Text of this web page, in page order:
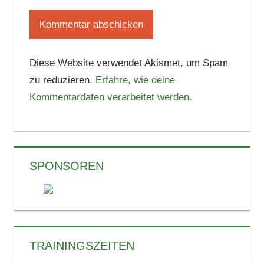
Diese Website verwendet Akismet, um Spam
zu reduzieren. Erfahre, wie deine
Kommentardaten verarbeitet werden.
SPONSOREN
TRAININGSZEITEN